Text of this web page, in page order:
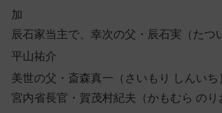
加
辰石家当主で、幸次の父・辰石実（たつ
平山祐介
美世の父・斎森真一（さいもり しんいち
宮内省長官・賀茂村紀夫（かもむら のり